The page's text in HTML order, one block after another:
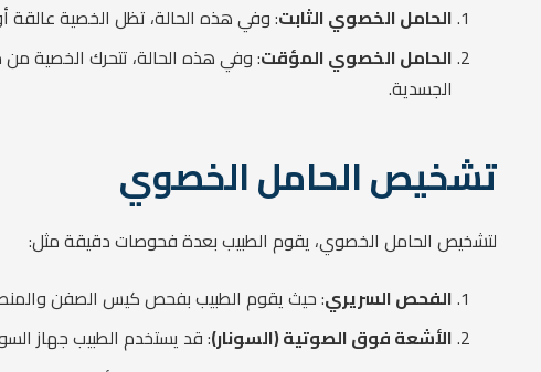
الحامل الخصوي الثابت: وفي هذه الحالة، تظل الخصية عالقة
الحامل الخصوي المؤقت: وفي هذه الحالة، تتحرك الخصية
الجسدية.
تشخيص الحامل الخصوي
لتشخيص الحامل الخصوي، يقوم الطبيب بعدة فحوصات دقيقة مثل:
الفحص السريري: حيث يقوم الطبيب بفحص كيس الصفن
الأشعة فوق الصوتية (السونار): قد يستخدم الطبيب جهاز